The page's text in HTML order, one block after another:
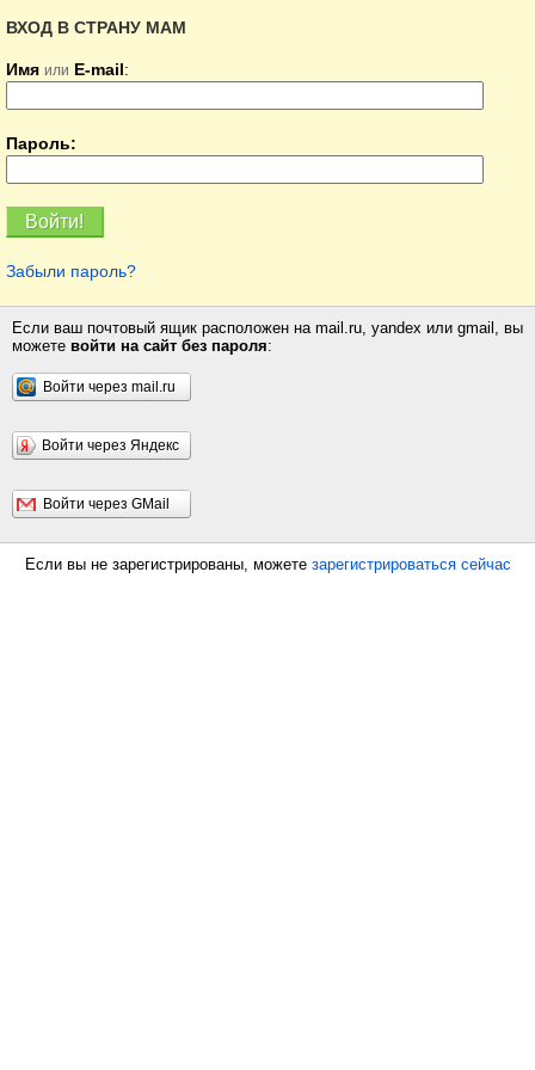
ВХОД В СТРАНУ МАМ
Имя или E-mail:
Пароль:
Забыли пароль?
Если ваш почтовый ящик расположен на mail.ru, yandex или gmail, вы
можете войти на сайт без пароля:
Войти через mail.ru
Войти через Яндекс
Войти через GMail
Если вы не зарегистрированы, можете зарегистрироваться сейчас